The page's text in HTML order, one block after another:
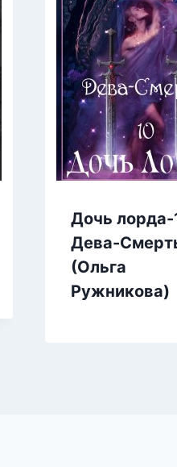
Дочь лорда-
Дева-
(Ольга
Ружникова)